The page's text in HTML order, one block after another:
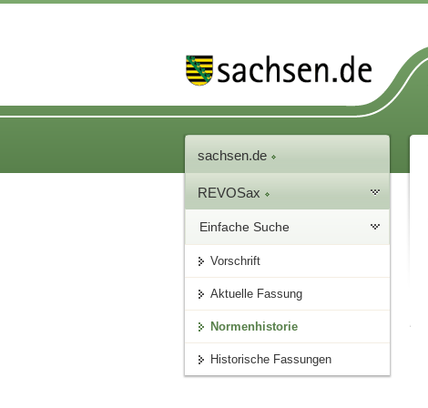
sachsen.de
REVOSax
Einfache Suche
Vorschrift
Aktuelle Fassung
Normenhistorie
Historische Fassungen